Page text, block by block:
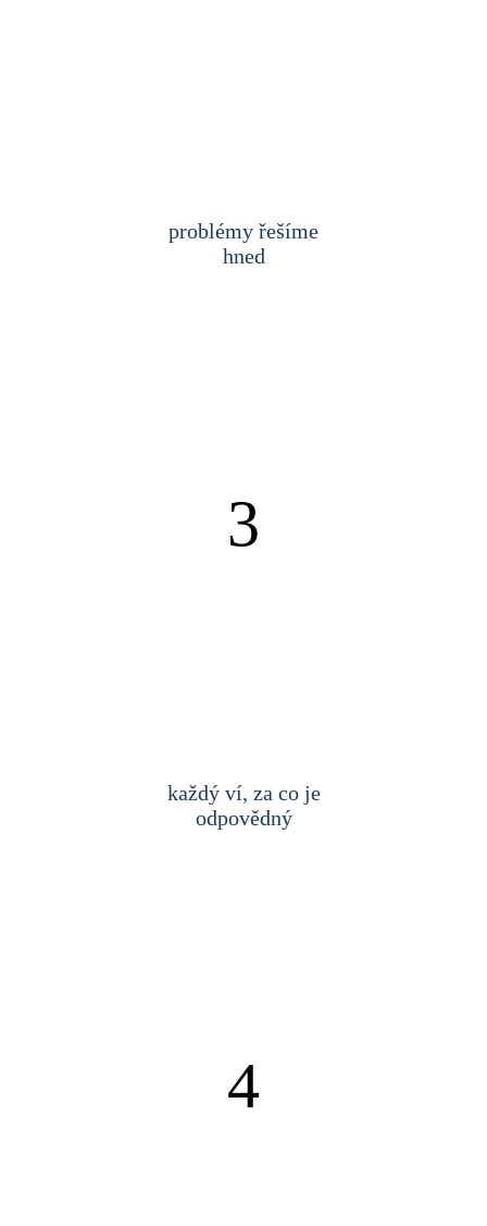
problémy řešíme
hned
3
každý ví, za co je
odpovědný
4